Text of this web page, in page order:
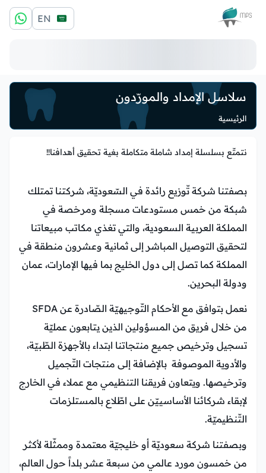
الشعار EN
سلاسل الإمداد والمورّدون
الرئيسية
نتمتّع بسلسلة إمداد شاملة متكاملة بغية تحقيق أهدافنا!!
بصفتنا شركة تّوزيع رائدة في السّعوديّة، شركتنا تمتلك
شبكة من خمس مستودعات مسجلة ومرخصة في
المملكة العربية السعودية، والتي تغذي مكاتب مبيعاتنا
لتحقيق التوصيل المباشر إلى ثمانية وعشرون منطقة في
المملكة كما تصل إلى دول الخليج بما فيها الإمارات، عمان
ودولة البحرين.
نعمل بتوافق مع الأحكام التّوجيهيّة الصّادرة عن SFDA
من خلال فريق من المسؤولين الذين يتابعون عمليّة
تسجيل وترخيص جميع منتجاتنا ابتداء بالأجهزة الطّبيّة،
والأدوية الموصوفة بالإضافة إلى منتجات التّجميل
وترخيصها. ويتعاون فريقنا التنظيمي مع عملاء في الخارج
لإبقاء شركائنا الأساسييّن على اطّلاع بالمستلزمات
التّنظيميّة.
وبصفتنا شركة سعوديّة أو خليجيّة معتمدة وممثّلة لأكثر
من خمسون مورد عالمي من سبعة عشر بلداً حول العالم،